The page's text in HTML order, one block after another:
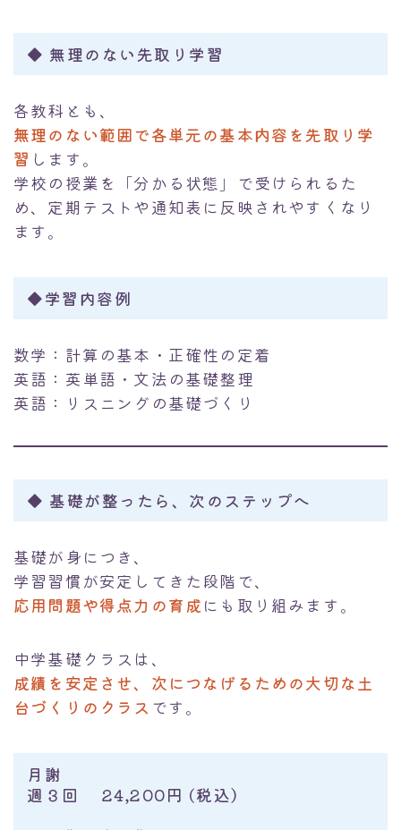
◆ 無理のない先取り学習
各教科とも、
無理のない範囲で各単元の基本内容を先取り学
習 します。
学校の授業を「分かる状態」で受けられるた
め、定期テストや通知表に反映されやすくなり
ます。
◆学習内容例
数学：計算の基本・正確性の定着
英語：英単語・文法の基礎整理
英語：リスニングの基礎づくり
◆ 基礎が整ったら、次のステップへ
基礎が身につき、
学習習慣が安定してきた段階で、
応用問題や得点力の育成にも取り組みます。
中学基礎クラスは、
成績を安定させ、次につなげるための大切な土
台づくりのクラス です。
月謝
週３回 24,200円 (税込）